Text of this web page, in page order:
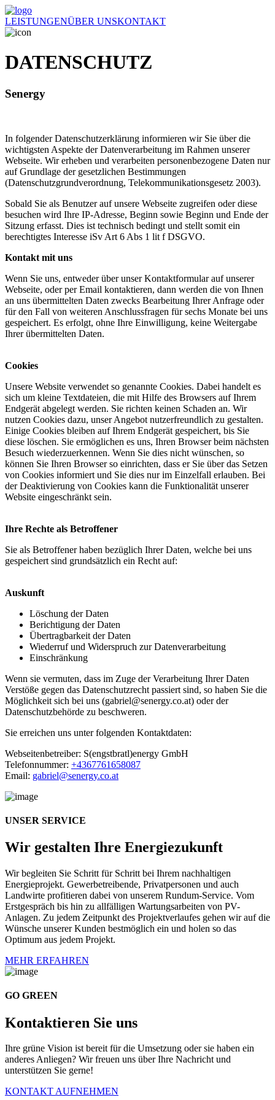
LEISTUNGENÜBER UNSKONTAKT
DATENSCHUTZ
Senergy
In folgender Datenschutzerklärung informieren wir Sie über die
wichtigsten Aspekte der Datenverarbeitung im Rahmen unserer
Webseite. Wir erheben und verarbeiten personenbezogene Daten nur
auf Grundlage der gesetzlichen Bestimmungen
(Datenschutzgrundverordnung, Telekommunikationsgesetz 2003).
Sobald Sie als Benutzer auf unsere Webseite zugreifen oder diese
besuchen wird Ihre IP-Adresse, Beginn sowie Beginn und Ende der
Sitzung erfasst. Dies ist technisch bedingt und stellt somit ein
berechtigtes Interesse iSv Art 6 Abs 1 lit f DSGVO.
Kontakt mit uns
Wenn Sie uns, entweder über unser Kontaktformular auf unserer
Webseite, oder per Email kontaktieren, dann werden die von Ihnen
an uns übermittelten Daten zwecks Bearbeitung Ihrer Anfrage oder
für den Fall von weiteren Anschlussfragen für sechs Monate bei uns
gespeichert. Es erfolgt, ohne Ihre Einwilligung, keine Weitergabe
Ihrer übermittelten Daten.
Cookies
Unsere Website verwendet so genannte Cookies. Dabei handelt es
sich um kleine Textdateien, die mit Hilfe des Browsers auf Ihrem
Endgerät abgelegt werden. Sie richten keinen Schaden an. Wir
nutzen Cookies dazu, unser Angebot nutzerfreundlich zu gestalten.
Einige Cookies bleiben auf Ihrem Endgerät gespeichert, bis Sie
diese löschen. Sie ermöglichen es uns, Ihren Browser beim nächsten
Besuch wiederzuerkennen. Wenn Sie dies nicht wünschen, so
können Sie Ihren Browser so einrichten, dass er Sie über das Setzen
von Cookies informiert und Sie dies nur im Einzelfall erlauben. Bei
der Deaktivierung von Cookies kann die Funktionalität unserer
Website eingeschränkt sein.
Ihre Rechte als Betroffener
Sie als Betroffener haben bezüglich Ihrer Daten, welche bei uns
gespeichert sind grundsätzlich ein Recht auf:
Auskunft
Löschung der Daten
Berichtigung der Daten
Übertragbarkeit der Daten
Wiederruf und Widerspruch zur Datenverarbeitung
Einschränkung
Wenn sie vermuten, dass im Zuge der Verarbeitung Ihrer Daten
Verstöße gegen das Datenschutzrecht passiert sind, so haben Sie die
Möglichkeit sich bei uns (gabriel@senergy.co.at) oder der
Datenschutzbehörde zu beschweren.
Sie erreichen uns unter folgenden Kontaktdaten:
Webseitenbetreiber: S(engstbratl)energy GmbH
Telefonnummer: +4367761658087
Email: gabriel@senergy.co.at
UNSER SERVICE
Wir gestalten Ihre Energiezukunft
Wir begleiten Sie Schritt für Schritt bei Ihrem nachhaltigen
Energieprojekt. Gewerbetreibende, Privatpersonen und auch
Landwirte profitieren dabei von unserem Rundum-Service. Vom
Erstgespräch bis hin zu allfälligen Wartungsarbeiten von PV-
Anlagen. Zu jedem Zeitpunkt des Projektverlaufes gehen wir auf die
Wünsche unserer Kunden bestmöglich ein und holen so das
Optimum aus jedem Projekt.
MEHR ERFAHREN
GO GREEN
Kontaktieren Sie uns
Ihre grüne Vision ist bereit für die Umsetzung oder sie haben ein
anderes Anliegen? Wir freuen uns über Ihre Nachricht und
unterstützen Sie gerne!
KONTAKT AUFNEHMEN